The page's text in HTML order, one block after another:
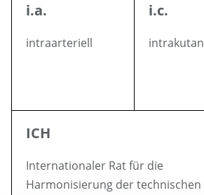
i.a.
intraarteriell
i.c.
intrakutan
ICH
Internationaler Rat für die
Harmonisierung der technischen